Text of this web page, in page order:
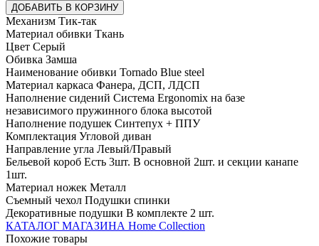
ДОБАВИТЬ В КОРЗИНУ
Механизм Тик-так
Материал обивки Ткань
Цвет Серый
Обивка Замша
Наименование обивки Tornado Blue steel
Материал каркаса Фанера, ДСП, ЛДСП
Наполнение сидений Система Ergonomix на базе
независимого пружинного блока высотой
Наполнение подушек Синтепух + ППУ
Комплектация Угловой диван
Направление угла Левый/Правый
Бельевой короб Есть 3шт. В основной 2шт. и секции канапе
1шт.
Материал ножек Металл
Съемный чехол Подушки спинки
Декоративные подушки В комплекте 2 шт.
КАТАЛОГ МАГАЗИНА Home Collection
Похожие товары